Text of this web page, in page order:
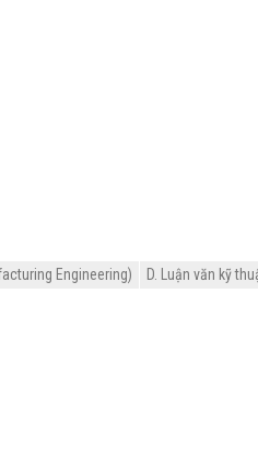
Engineering) D. Luận văn kỹ